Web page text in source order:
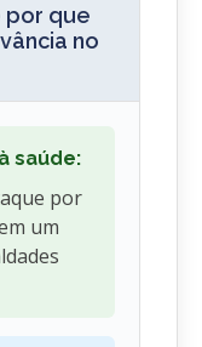
por que
no
saúde:
por
um